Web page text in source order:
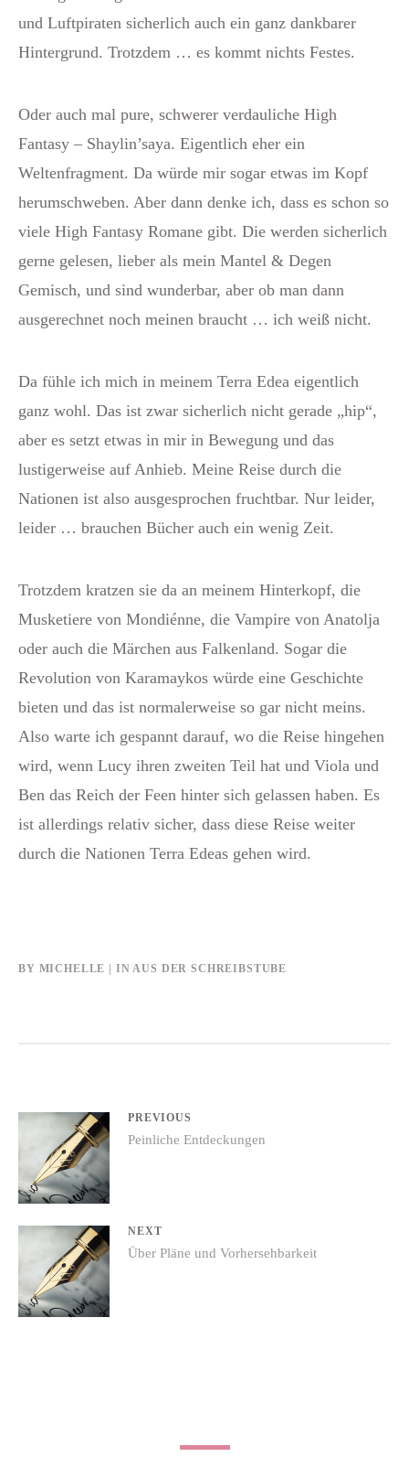
und Luftpiraten sicherlich auch ein ganz dankbarer
Hintergrund. Trotzdem … es kommt nichts Festes.
Oder auch mal pure, schwerer verdauliche High
Fantasy – Shaylin’saya. Eigentlich eher ein
Weltenfragment. Da würde mir sogar etwas im Kopf
herumschweben. Aber dann denke ich, dass es schon so
viele High Fantasy Romane gibt. Die werden sicherlich
gerne gelesen, lieber als mein Mantel & Degen
Gemisch, und sind wunderbar, aber ob man dann
ausgerechnet noch meinen braucht … ich weiß nicht.
Da fühle ich mich in meinem Terra Edea eigentlich
ganz wohl. Das ist zwar sicherlich nicht gerade „hip“,
aber es setzt etwas in mir in Bewegung und das
lustigerweise auf Anhieb. Meine Reise durch die
Nationen ist also ausgesprochen fruchtbar. Nur leider,
leider … brauchen Bücher auch ein wenig Zeit.
Trotzdem kratzen sie da an meinem Hinterkopf, die
Musketiere von Mondiénne, die Vampire von Anatolja
oder auch die Märchen aus Falkenland. Sogar die
Revolution von Karamaykos würde eine Geschichte
bieten und das ist normalerweise so gar nicht meins.
Also warte ich gespannt darauf, wo die Reise hingehen
wird, wenn Lucy ihren zweiten Teil hat und Viola und
Ben das Reich der Feen hinter sich gelassen haben. Es
ist allerdings relativ sicher, dass diese Reise weiter
durch die Nationen Terra Edeas gehen wird.
BY MICHELLE INAUS DER SCHREIBSTUBE
Beitrags-
Navigation
PREVIOUS
Previous
post:
Peinliche Entdeckungen
NEXT
post:
Über Pläne und Vorhersehbarkeit